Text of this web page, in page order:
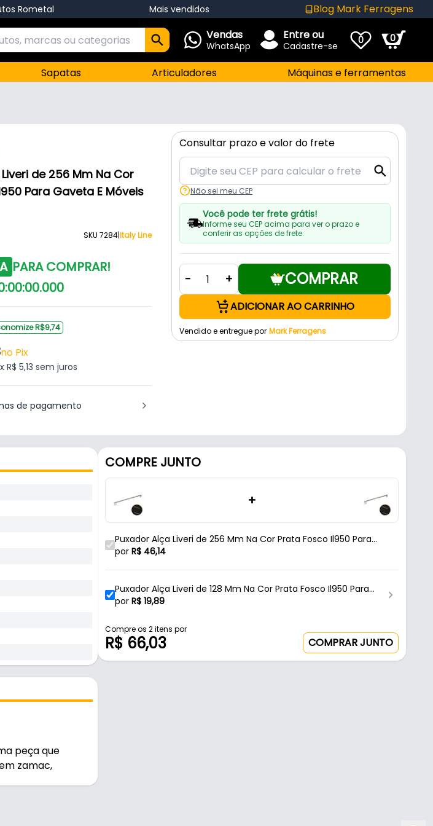
Rometal Mais vendidos Blog Mark Ferragens
Vendas
WhatsApp
Entre ou
Cadastre-se 0 0
Sapatas Articuladores Máquinas e ferramentas
de 256 Mm Na Cor
Para Gaveta E Móveis
SKU 7284|Italy Line
PARA COMPRAR!
:00:00.000
R$9,74
no Pix
R$ 5,13 sem juros
de pagamento
Consultar prazo e valor do frete
Não sei meu CEP
Você pode ter frete grátis!
Informe seu CEP acima para ver o prazo e
conferir as opções de frete.
- + COMPRAR
ADICIONAR AO CARRINHO
Vendido e entregue por Mark Ferragens
peça que
zamac,
(25,6 cm)
COMPRE JUNTO
+
Puxador Alça Liveri de 256 Mm Na Cor Prata Fosco Il950 Para
Gaveta E Móveis Italy Line
por R$ 46,14
Puxador Alça Liveri de 128 Mm Na Cor Prata Fosco Il950 Para
Gaveta E Móveis Italy Line
por R$ 19,89
Compre os 2 itens por
R$ 66,03 COMPRAR JUNTO